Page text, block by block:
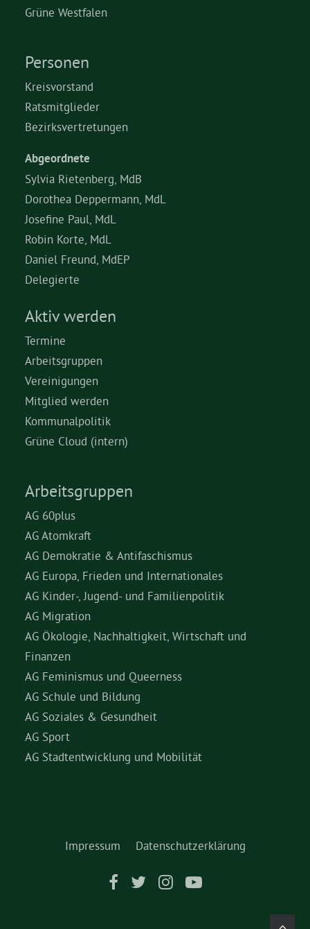
Aktuelles
Termine
Kontakt
Grüne Westfalen
Personen
Kreisvorstand
Ratsmitglieder
Bezirksvertretungen
Abgeordnete
Sylvia Rietenberg, MdB
Dorothea Deppermann, MdL
Josefine Paul, MdL
Robin Korte, MdL
Daniel Freund, MdEP
Delegierte
Aktiv werden
Termine
Arbeitsgruppen
Vereinigungen
Mitglied werden
Kommunalpolitik
Grüne Cloud (intern)
Arbeitsgruppen
AG 60plus
AG Atomkraft
AG Demokratie & Antifaschismus
AG Europa, Frieden und Internationales
AG Kinder-, Jugend- und Familienpolitik
AG Migration
AG Ökologie, Nachhaltigkeit, Wirtschaft und
Finanzen
AG Feminismus und Queerness
AG Schule und Bildung
AG Soziales & Gesundheit
AG Sport
AG Stadtentwicklung und Mobilität
Impressum Datenschutzerklärung